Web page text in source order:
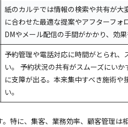
紙のカルテでは情報の検索や共有が大
に合わせた最適な提案やアフターフォ
DMやメール配信の手間がかかり、効果
予約管理や電話対応に時間がとられ、
い。 予約状況の共有がスムーズにい
に支障が出る。本来集中すべき施術や
い。
特に、集客、業務効率、顧客管理は